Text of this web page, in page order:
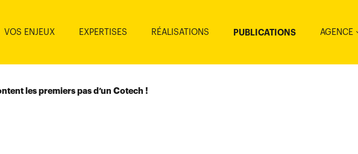
VOS ENJEUX EXPERTISES RÉALISATIONS PUBLICATIONS AGENCE
les premiers pas d’un Cotech !